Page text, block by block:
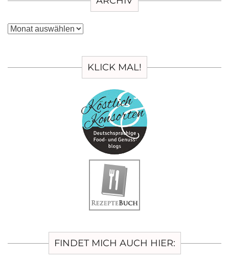
Archiv
KLICK MAL!
FINDET MICH AUCH HIER: